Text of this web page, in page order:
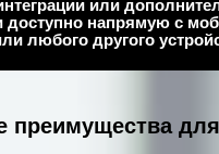
или
доступно напрямую с
любого другого
преимущества